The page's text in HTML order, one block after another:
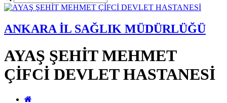
ANKARA İL SAĞLIK MÜDÜRLÜĞÜ
AYAŞ ŞEHİT MEHMET
ÇİFCİ DEVLET HASTANESİ